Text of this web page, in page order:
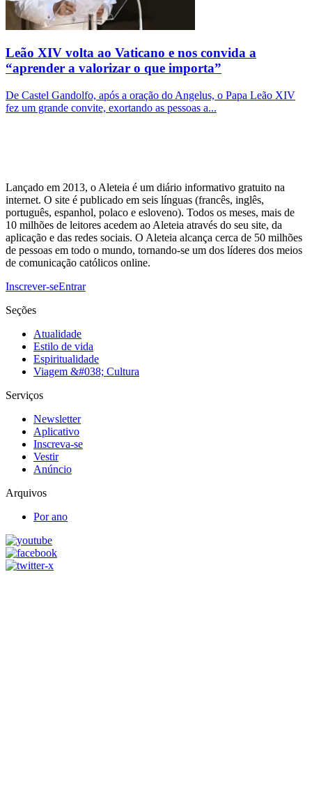
Leão XIV volta ao Vaticano e nos convida a
“aprender a valorizar o que importa”
De Castel Gandolfo, após a oração do Angelus, o Papa Leão XIV
fez um grande convite, exortando as pessoas a...
Lançado em 2013, o Aleteia é um diário informativo gratuito na
internet. O site é publicado em seis línguas (francês, inglês,
português, espanhol, polaco e esloveno). Todos os meses, mais de
10 milhões de leitores acedem ao Aleteia através do seu site, da
aplicação e das redes sociais. O Aleteia alcança cerca de 50 milhões
de pessoas em todo o mundo, tornando-se um dos líderes dos meios
de comunicação católicos online.
Inscrever-seEntrar
Seções
Atualidade
Estilo de vida
Espiritualidade
Viagem &#038; Cultura
Serviços
Newsletter
Aplicativo
Inscreva-se
Vestir
Anúncio
Arquivos
Por ano